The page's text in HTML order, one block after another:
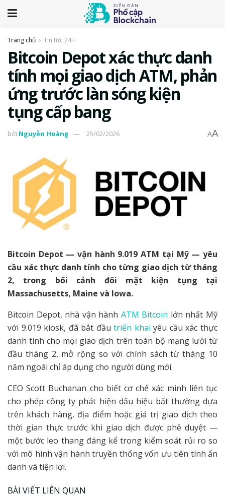
Trang chủ Tin tức 24H
Bitcoin Depot xác thực danh
tính mọi giao dịch ATM, phản
ứng trước làn sóng kiện
tụng cấp bang
bởi Nguyễn Hoàng 25/02/2026 AA
Bitcoin Depot — vận hành 9.019 ATM tại Mỹ — yêu
cầu xác thực danh tính cho từng giao dịch từ tháng
2, trong bối cảnh đối mặt kiện tụng tại
Massachusetts, Maine và Iowa.
Bitcoin Depot, nhà vận hành ATM Bitcoin lớn nhất Mỹ
với 9.019 kiosk, đã bắt đầutriển khai yêu cầu xác thực
danh tính cho mọi giao dịch trên toàn bộ mạng lưới từ
đầu tháng 2, mở rộng so với chính sách từ tháng 10
năm ngoái chỉ áp dụng cho người dùng mới.
CEO Scott Buchanan cho biết cơ chế xác minh liên tục
cho phép công ty phát hiện dấu hiệu bất thường dựa
trên khách hàng, địa điểm hoặc giá trị giao dịch theo
thời gian thực trước khi giao dịch được phê duyệt —
một bước leo thang đáng kể trong kiểm soát rủi ro so
với mô hình vận hành truyền thống vốn ưu tiên tính ẩn
danh và tiện lợi.
BÀI VIẾT LIÊN QUAN